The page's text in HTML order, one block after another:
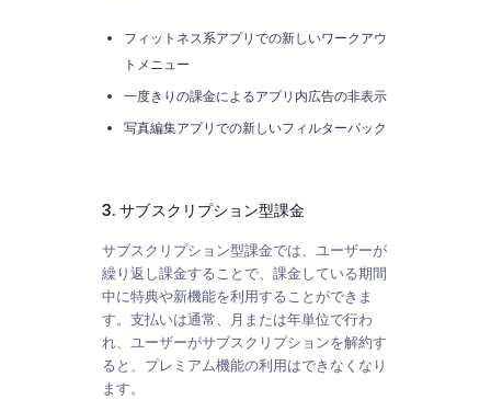
フィットネス系アプリでの新しいワークアウ
トメニュー
一度きりの課金によるアプリ内広告の非表示
写真編集アプリでの新しいフィルターパック
3. サブスクリプション型課金
サブスクリプション型課金では、ユーザーが
繰り返し課金することで、課金している期間
中に特典や新機能を利用することができま
す。支払いは通常、月または年単位で行わ
れ、ユーザーがサブスクリプションを解約す
ると、プレミアム機能の利用はできなくなり
ます。